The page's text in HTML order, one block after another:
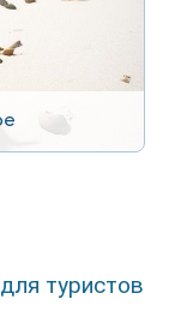
туристов